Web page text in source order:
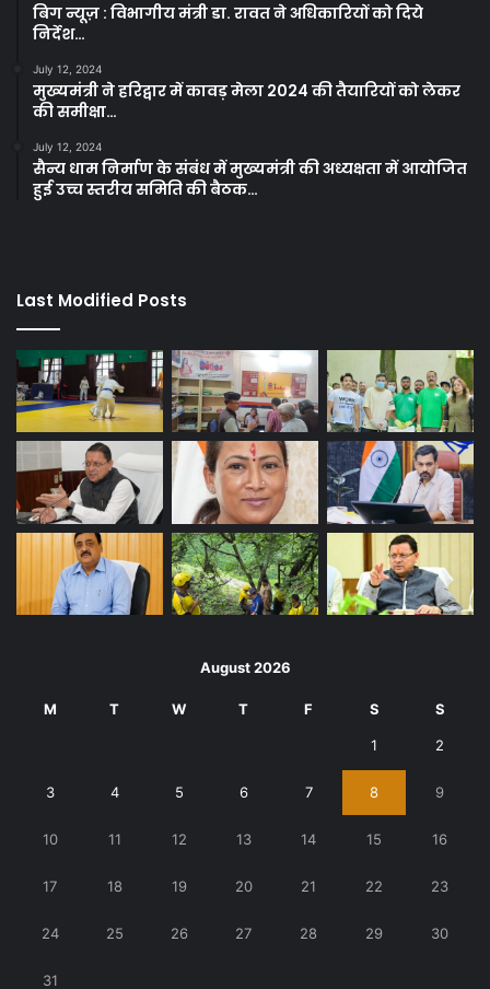
बिग न्यूज़ : विभागीय मंत्री डा. रावत ने अधिकारियों को दिये
निर्देश…
July 12, 2024
मुख्यमंत्री ने हरिद्वार में कावड़ मेला 2024 की तैयारियों को लेकर
की समीक्षा…
July 12, 2024
सैन्य धाम निर्माण के संबंध में मुख्यमंत्री की अध्यक्षता में आयोजित
हुई उच्च स्तरीय समिति की बैठक…
Last Modified Posts
August 2026
M T W T F S S
1 2
3 4 5 6 7 8 9
10 11 12 13 14 15 16
17 18 19 20 21 22 23
24 25 26 27 28 29 30
31